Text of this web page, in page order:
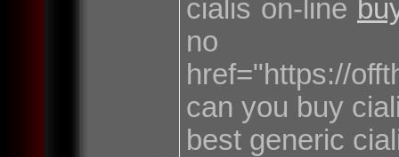
cialis on-line
no
href="https://
can you buy
best generic